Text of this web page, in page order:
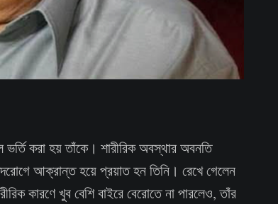
করা হয় তাঁকে। শারীরিক অবস্থার অবনতি
আক্রান্ত হয়ে প্রয়াত হন তিনি। রেখে গেলেন
কারণে খুব বেশি বাইরে বেরোতে না পারলেও, তাঁর